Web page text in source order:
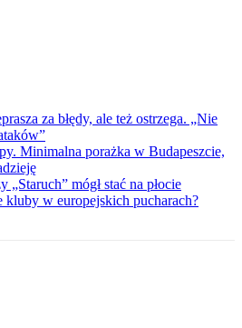
za błędy, ale też ostrzega. „Nie
Minimalna porażka w Budapeszcie,
mógł stać na płocie
kluby w europejskich pucharach?